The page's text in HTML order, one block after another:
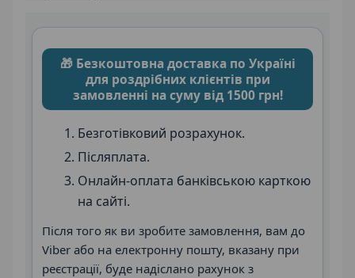
🎁 Безкоштовна доставка по Україні
для роздрібних клієнтів при
замовленні на суму від 1500 грн!
Безготівковий розрахунок.
Післяплата.
Онлайн-оплата банківською карткою
на сайті.
Після того як ви зробите замовлення, вам до
Viber або на електронну пошту, вказану при
реєстрації, буде надіслано рахунок з